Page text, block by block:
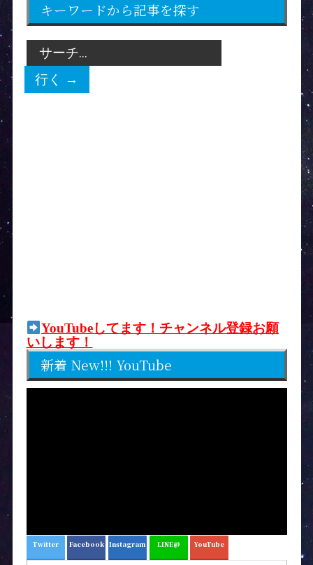
キーワードから記事を探す
YouTubeしてます！チャンネル登録お願
いします！
新着 New!!! YouTube
Twitter Facebook Instagram LINE@ YouTube